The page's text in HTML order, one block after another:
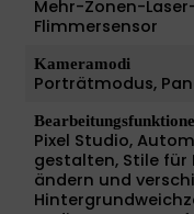
Mehr-Zonen-
Flimmersensor
Kameramodi
Porträtmodus,
Pixel Studio,
gestalten, Stile für
ändern und